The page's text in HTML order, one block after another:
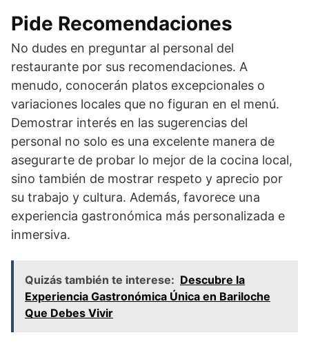
Pide Recomendaciones
No dudes en preguntar al personal del
restaurante por sus recomendaciones. A
menudo, conocerán platos excepcionales o
variaciones locales que no figuran en el menú.
Demostrar interés en las sugerencias del
personal no solo es una excelente manera de
asegurarte de probar lo mejor de la cocina local,
sino también de mostrar respeto y aprecio por
su trabajo y cultura. Además, favorece una
experiencia gastronómica más personalizada e
inmersiva.
Quizás también te interese: Descubre la
Experiencia Gastronómica Única en Bariloche
Que Debes Vivir